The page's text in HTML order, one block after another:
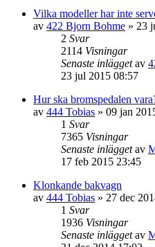
Vilka modeller har inte
av 422 Bjorn Bohme » 23
2 Svar
2114 Visningar
Senaste inläggetav
23 jul 2015 08:57
Hur ska bromspedalen
av 444 Tobias » 09 jan
1 Svar
7365 Visningar
Senaste inläggetav
17 feb 2015 23:45
Klonkande bakvagn
av 444 Tobias » 27 dec
1 Svar
1936 Visningar
Senaste inläggetav